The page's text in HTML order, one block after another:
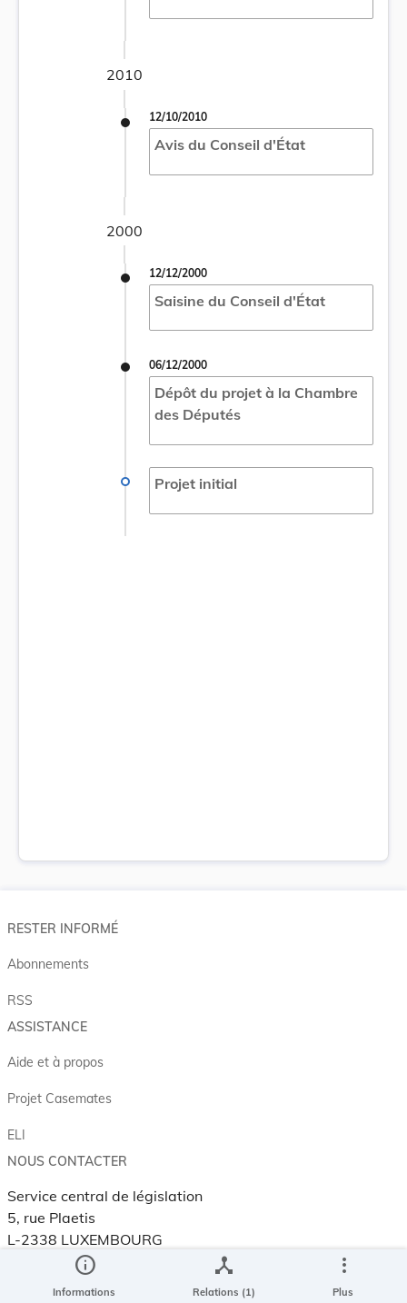
2010
12/10/2010
Avis du Conseil d'État
2000
12/12/2000
Saisine du Conseil d'État
06/12/2000
Dépôt du projet à la Chambre
des Députés
Projet initial
info
Informations
device_hub
Relations (1)
more_vert
Plus
RESTER INFORMÉ
Abonnements
RSS
ASSISTANCE
Aide et à propos
Projet Casemates
ELI
NOUS CONTACTER
Service central de législation
5, rue Plaetis
L-2338 LUXEMBOURG
info@legilux.public.lu